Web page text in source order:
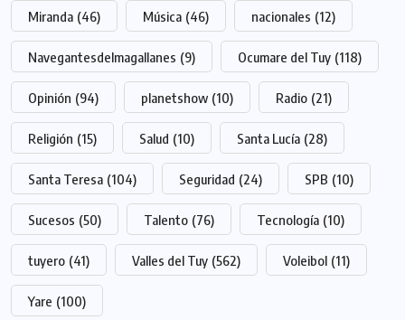
Miranda (46) Música (46) nacionales (12)
Navegantesdelmagallanes (9) Ocumare del Tuy (118)
Opinión (94) planetshow (10) Radio (21)
Religión (15) Salud (10) Santa Lucía (28)
Santa Teresa (104) Seguridad (24) SPB (10)
Sucesos (50) Talento (76) Tecnología (10)
tuyero (41) Valles del Tuy (562) Voleibol (11)
Yare (100)